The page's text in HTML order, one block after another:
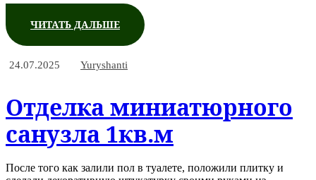
ЧИТАТЬ ДАЛЬШЕ
24.07.2025 Yuryshanti
Отделка миниатюрного
санузла 1кв.м
После того как залили пол в туалете, положили плитку и